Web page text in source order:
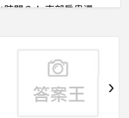
房
屋交易- 南部房蟲還剩多少時間？！ 南部房蟲還剩多少時間？！
希
洽- 曉為什麼硬要兩兩行動== 曉為什麼硬要兩兩行動==
彥鈞老師訪談節目
›